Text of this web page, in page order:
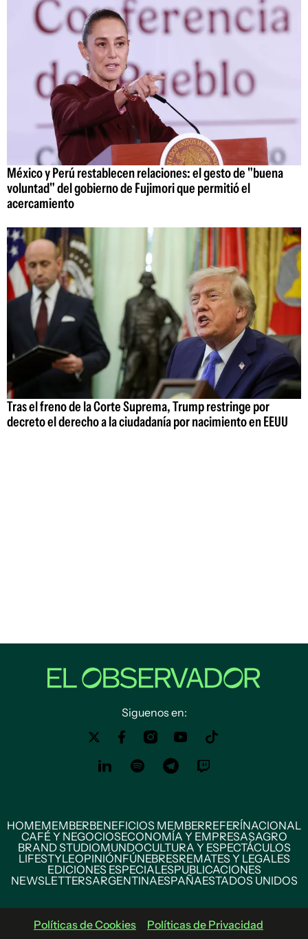
México y Perú restablecen relaciones: el gesto de "buena
voluntad" del gobierno de Fujimori que permitió el
acercamiento
Tras el freno de la Corte Suprema, Trump restringe por
decreto el derecho a la ciudadanía por nacimiento en EEUU
Siguenos en:
HOMEMEMBERBENEFICIOS MEMBERREFERÍNACIONAL
CAFÉ Y NEGOCIOSECONOMÍA Y EMPRESASAGRO
BRAND STUDIOMUNDOCULTURA Y ESPECTÁCULOS
LIFESTYLEOPINIÓNFÚNEBRESREMATES Y LEGALES
EDICIONES ESPECIALESPUBLICACIONES
NEWSLETTERSARGENTINAESPAÑAESTADOS UNIDOS
Políticas de Cookies Políticas de Privacidad